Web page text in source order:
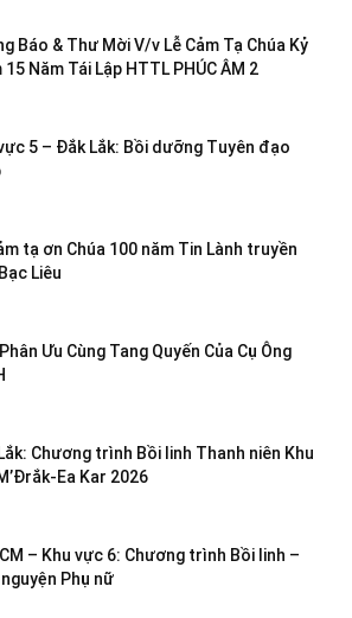
Báo & Thư Mời V/v Lễ Cảm Tạ Chúa Kỷ
15 Năm Tái Lập HTTL PHÚC ÂM 2
5 – Đắk Lắk: Bồi dưỡng Tuyên đạo
tạ ơn Chúa 100 năm Tin Lành truyền
Liêu
Ưu Cùng Tang Quyến Của Cụ Ông
Chương trình Bồi linh Thanh niên Khu
Ea Kar 2026
– Khu vực 6: Chương trình Bồi linh –
nguyện Phụ nữ